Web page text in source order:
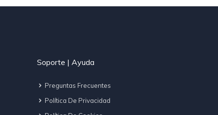
Soporte | Ayuda
Preguntas Frecuentes
Política De Privacidad